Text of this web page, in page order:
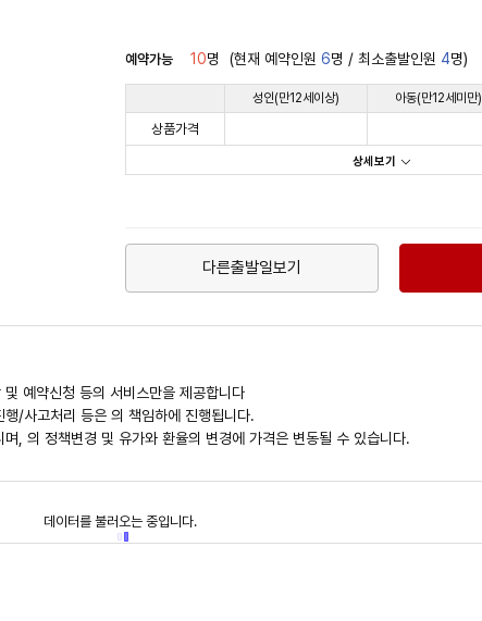
예약가능 10명 (현재 예약인원 6명 / 최소출발인원 4명)
성인(만12세이상) 아동(만12세미만)
상품가격
상세보기
다른출발일보기
및 예약신청 등의 서비스만을 제공합니다
행/사고처리 등은 의 책임하에 진행됩니다.
, 의 정책변경 및 유가와 환율의 변경에 가격은 변동될 수 있습니다.
데이터를 불러오는 중입니다.